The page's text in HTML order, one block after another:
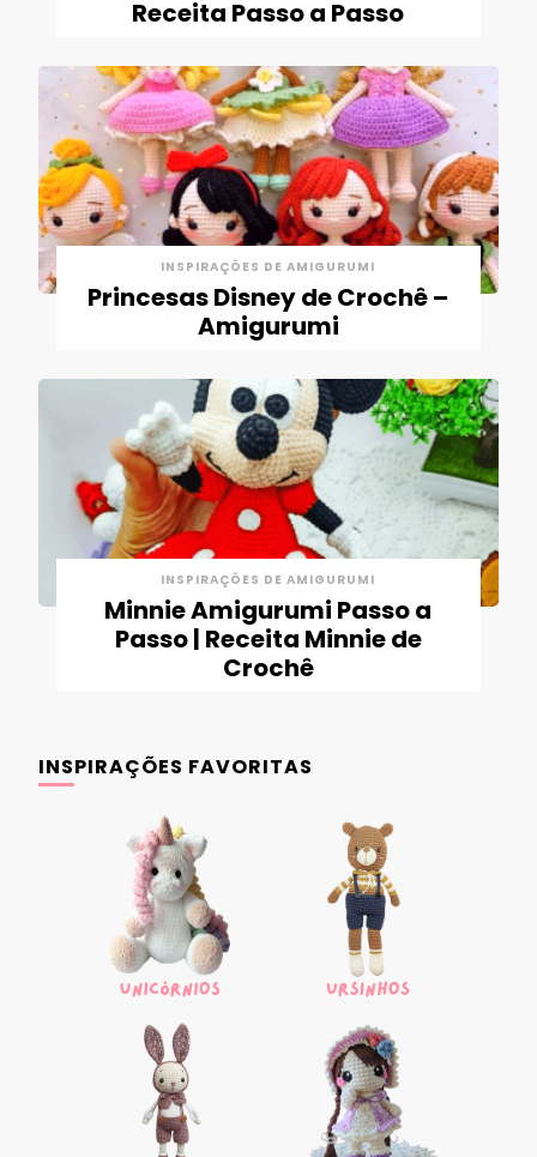
Receita Passo a Passo
INSPIRAÇÕES DE AMIGURUMI
Princesas Disney de Crochê –
Amigurumi
INSPIRAÇÕES DE AMIGURUMI
Minnie Amigurumi Passo a
Passo | Receita Minnie de
Crochê
INSPIRAÇÕES FAVORITAS